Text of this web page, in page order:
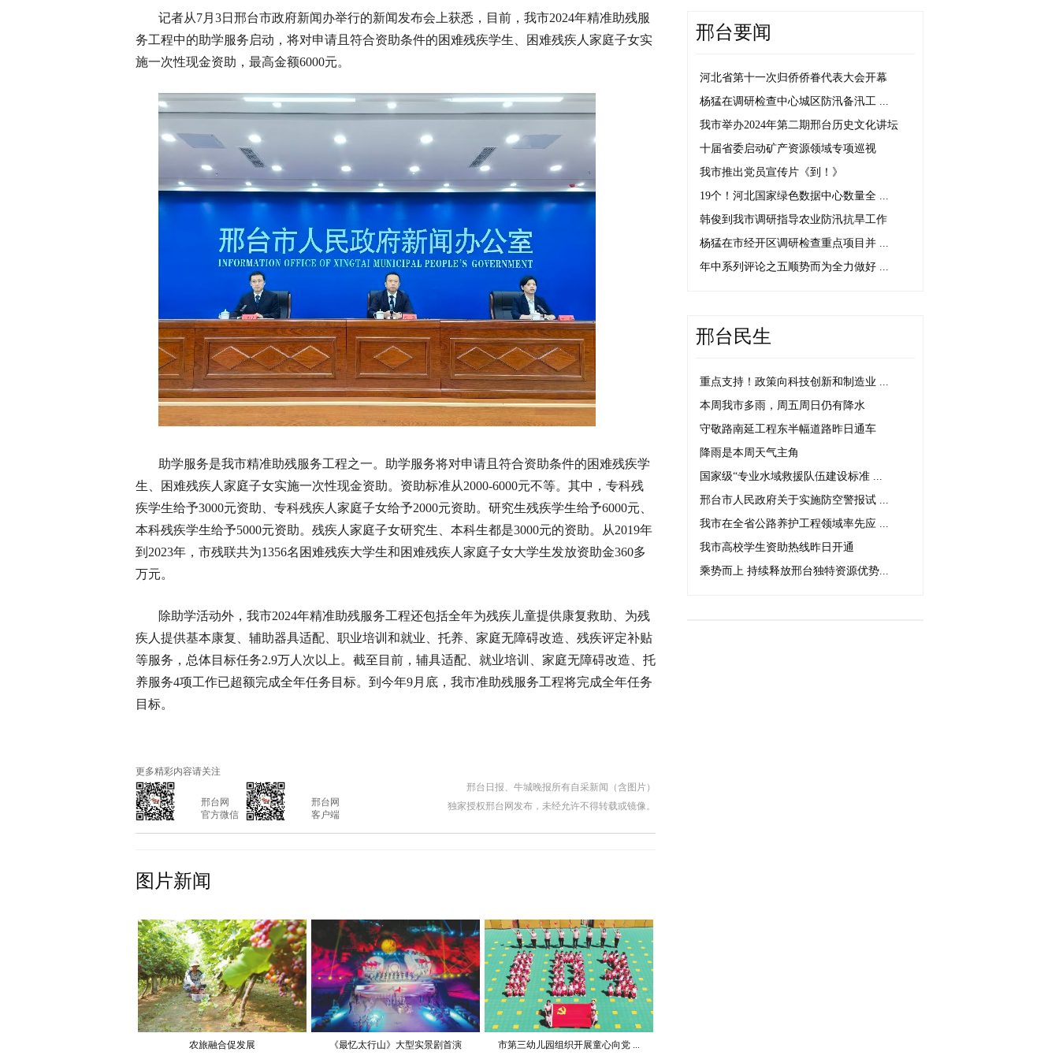
记者从7月3日邢台市政府新闻办举行的新闻发布会上获悉，目前，我市2024年精准助残服
务工程中的助学服务启动，将对申请且符合资助条件的困难残疾学生、困难残疾人家庭子女实
施一次性现金资助，最高金额6000元。
助学服务是我市精准助残服务工程之一。助学服务将对申请且符合资助条件的困难残疾学
生、困难残疾人家庭子女实施一次性现金资助。资助标准从2000-6000元不等。其中，专科残
疾学生给予3000元资助、专科残疾人家庭子女给予2000元资助。研究生残疾学生给予6000元、
本科残疾学生给予5000元资助。残疾人家庭子女研究生、本科生都是3000元的资助。从2019年
到2023年，市残联共为1356名困难残疾大学生和困难残疾人家庭子女大学生发放资助金360多
万元。
除助学活动外，我市2024年精准助残服务工程还包括全年为残疾儿童提供康复救助、为残
疾人提供基本康复、辅助器具适配、职业培训和就业、托养、家庭无障碍改造、残疾评定补贴
等服务，总体目标任务2.9万人次以上。截至目前，辅具适配、就业培训、家庭无障碍改造、托
养服务4项工作已超额完成全年任务目标。到今年9月底，我市准助残服务工程将完成全年任务
目标。
更多精彩内容请关注
			邢台网
			官方微信
			邢台网
			客户端
邢台日报、牛城晚报所有自采新闻（含图片）
独家授权邢台网发布，未经允许不得转载或镜像。
图片新闻
农旅融合促发展 《最忆太行山》大型实景剧首演 市第三幼儿园组织开展童心向党 ...
邢台要闻
河北省第十一次归侨侨眷代表大会开幕
杨猛在调研检查中心城区防汛备汛工 ...
我市举办2024年第二期邢台历史文化讲坛
十届省委启动矿产资源领域专项巡视
我市推出党员宣传片《到！》
19个！河北国家绿色数据中心数量全 ...
韩俊到我市调研指导农业防汛抗旱工作
杨猛在市经开区调研检查重点项目并 ...
年中系列评论之五顺势而为全力做好 ...
邢台民生
重点支持！政策向科技创新和制造业 ...
本周我市多雨，周五周日仍有降水
守敬路南延工程东半幅道路昨日通车
降雨是本周天气主角
国家级“专业水域救援队伍建设标准 ...
邢台市人民政府关于实施防空警报试 ...
我市在全省公路养护工程领域率先应 ...
我市高校学生资助热线昨日开通
乘势而上 持续释放邢台独特资源优势...